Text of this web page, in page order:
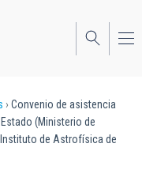
Convenio de asistencia
(Ministerio de
de Astrofísica de